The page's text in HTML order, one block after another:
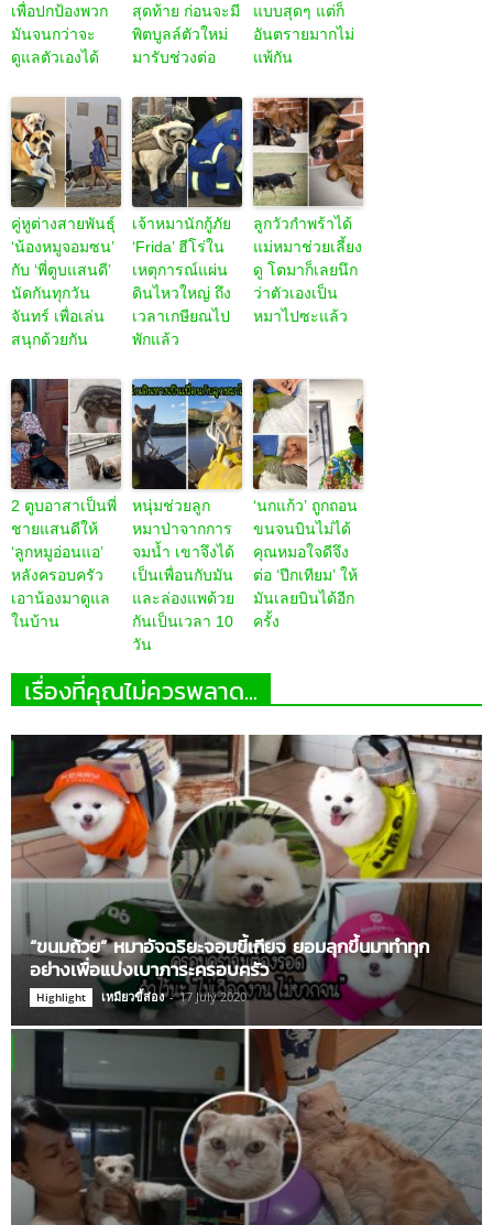
เพื่อปกป้องพวก
มันจนกว่าจะ
ดูแลตัวเองได้
สุดท้าย ก่อนจะมี
พิตบูลล์ตัวใหม่
มารับช่วงต่อ
แบบสุดๆ แต่ก็
อันตรายมากไม่
แพ้กัน
คู่หูต่างสายพันธุ์
‘น้องหมูจอมซน’
กับ ‘พี่ตูบแสนดี’
นัดกันทุกวัน
จันทร์ เพื่อเล่น
สนุกด้วยกัน
เจ้าหมานักกู้ภัย
‘Frida’ ฮีโร่ใน
เหตุการณ์แผ่น
ดินไหวใหญ่ ถึง
เวลาเกษียณไป
พักแล้ว
ลูกวัวกำพร้าได้
แม่หมาช่วยเลี้ยง
ดู โตมาก็เลยนึก
ว่าตัวเองเป็น
หมาไปซะแล้ว
2 ตูบอาสาเป็นพี่
ชายแสนดีให้
‘ลูกหมูอ่อนแอ’
หลังครอบครัว
เอาน้องมาดูแล
ในบ้าน
หนุ่มช่วยลูก
หมาป่าจากการ
จมน้ำ เขาจึงได้
เป็นเพื่อนกับมัน
และล่องแพด้วย
กันเป็นเวลา 10
วัน
‘นกแก้ว’ ถูกถอน
ขนจนบินไม่ได้
คุณหมอใจดีจึง
ต่อ ‘ปีกเทียม’ ให้
มันเลยบินได้อีก
ครั้ง
เรื่องที่คุณไม่ควรพลาด...
“ขนมถ้วย” หมาอัจฉริยะจอมขี้เกียจ ยอมลุกขึ้นมาทำทุก
อย่างเพื่อแบ่งเบาภาระครอบครัว
Highlight เหมียวขี้ส่อง - 17 July 2020